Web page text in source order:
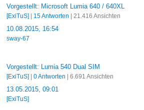
Vorgestellt: Microsoft Lumia 640 / 640XL
[ExiTuS] 15 Antworten | 21.416 Ansichten
10.08.2015, 16:54
sway-67
Vorgestellt: Lumia 540 Dual SIM
[ExiTuS] 0 Antworten | 6.691 Ansichten
13.05.2015, 09:01
[ExiTuS]